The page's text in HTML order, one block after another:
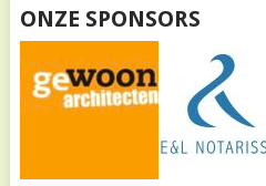
ONZE SPONSORS